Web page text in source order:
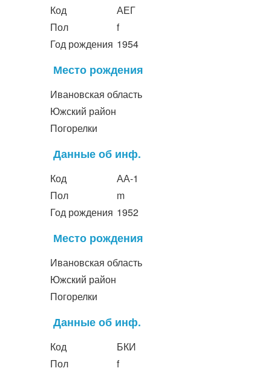
Код
АЕГ
Пол
f
Год рождения 1954
Место рождения
Ивановская область
Южский район
Погорелки
Данные об инф.
Код
АА-1
Пол
m
Год рождения 1952
Место рождения
Ивановская область
Южский район
Погорелки
Данные об инф.
Код
БКИ
Пол
f